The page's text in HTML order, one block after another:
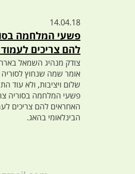
14.04.18
פשעי המלחמה
להם צריכים לעמוד
צודק מנהיג השמאל
אומר שמה שנחוץ לסוריה
שלום ויציבות, ולא עוד
פשעי המלחמה בסוריה
האחראים להם צריכים
הבינלאומי בהאג.